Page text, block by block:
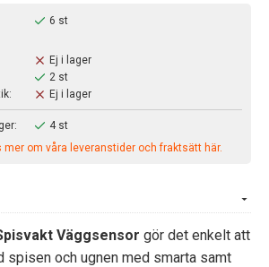
6 st
Ej i lager
2 st
Ej i lager
4 st
mer om våra leveranstider och fraktsätt här.
Väggsensor gör det enkelt att
spisen och ugnen med smarta samt